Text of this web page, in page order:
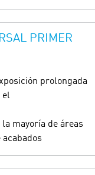
PRIMER
prolongada
el
la mayoría de áreas